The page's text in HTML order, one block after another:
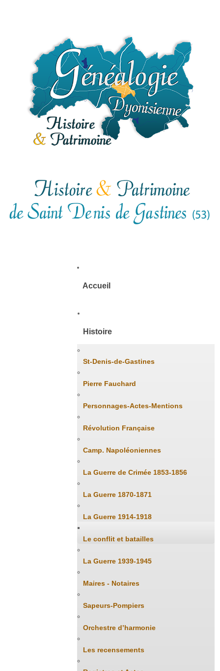
Accueil
Histoire
St-Denis-de-Gastines
Pierre Fauchard
Personnages-Actes-Mentions
Révolution Française
Camp. Napoléoniennes
La Guerre de Crimée 1853-1856
La Guerre 1870-1871
La Guerre 1914-1918
Le conflit et batailles
La Guerre 1939-1945
Maires - Notaires
Sapeurs-Pompiers
Orchestre d’harmonie
Les recensements